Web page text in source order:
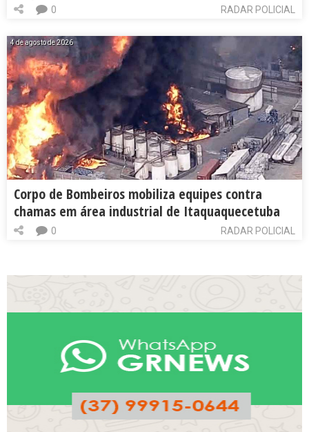
RADAR POLICIAL
0
4 de agosto de 2026
Corpo de Bombeiros mobiliza equipes contra
chamas em área industrial de Itaquaquecetuba
RADAR POLICIAL
0